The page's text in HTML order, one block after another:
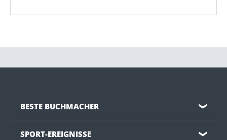
BESTE BUCHMACHER ❯
SPORT-EREIGNISSE ❯